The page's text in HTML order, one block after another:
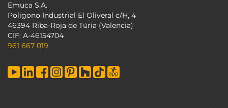
Emuca S.A.
Polígono Industrial El Oliveral c/H, 4
46394 Riba-Roja de Túria (Valencia)
CIF: A-46154704
961 667 019